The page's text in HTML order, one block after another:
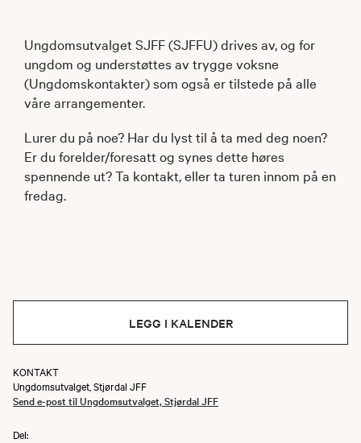
Ungdomsutvalget SJFF (SJFFU) drives av, og for
ungdom og understøttes av trygge voksne
(Ungdomskontakter) som også er tilstede på alle
våre arrangementer.
Lurer du på noe? Har du lyst til å ta med deg noen?
Er du forelder/foresatt og synes dette høres
spennende ut? Ta kontakt, eller ta turen innom på en
fredag.
LEGG I KALENDER
KONTAKT
Ungdomsutvalget, Stjørdal JFF
Send e-post til Ungdomsutvalget, Stjørdal JFF
Del: